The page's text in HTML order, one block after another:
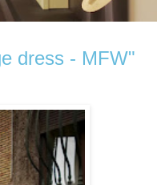
dress - MFW"